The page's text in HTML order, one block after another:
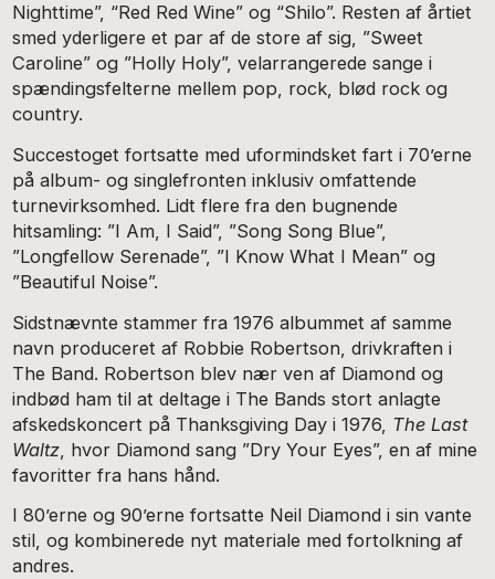
Nighttime”, “Red Red Wine” og “Shilo”. Resten af årtiet
smed yderligere et par af de store af sig, ”Sweet
Caroline” og ”Holly Holy”, velarrangerede sange i
spændingsfelterne mellem pop, rock, blød rock og
country.
Succestoget fortsatte med uformindsket fart i 70’erne
på album- og singlefronten inklusiv omfattende
turnevirksomhed. Lidt flere fra den bugnende
hitsamling: ”I Am, I Said”, ”Song Song Blue”,
”Longfellow Serenade”, ”I Know What I Mean” og
”Beautiful Noise”.
Sidstnævnte stammer fra 1976 albummet af samme
navn produceret af Robbie Robertson, drivkraften i
The Band. Robertson blev nær ven af Diamond og
indbød ham til at deltage i The Bands stort anlagte
afskedskoncert på Thanksgiving Day i 1976, The Last
Waltz , hvor Diamond sang ”Dry Your Eyes”, en af mine
favoritter fra hans hånd.
I 80’erne og 90’erne fortsatte Neil Diamond i sin vante
stil, og kombinerede nyt materiale med fortolkning af
andres.